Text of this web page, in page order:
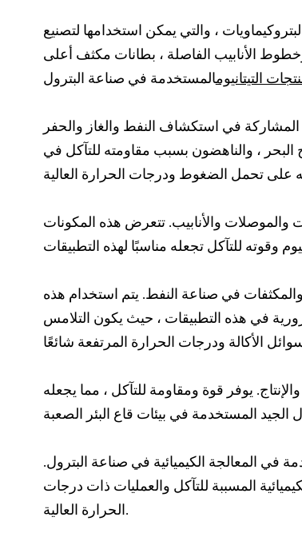
، والتي يمكن استخدامها لتصنيع
الأنابيب الفاصلة ، بطانات مكثف أعلى
التيتانيوم
في استكشاف النفط والغاز والحفر
البحر ، والناهضون بسبب مقاومته للتآكل في
والأنابيب. تتعرض هذه المكونات
والمكثفات في صناعة النفط. يتم استخدام هذه
في هذه التطبيقات ، حيث يكون التلامس
يوفر قوة ومقاومة للتآكل ، مما يجعله
في المعالجة الكيميائية في صناعة البترول.
المسببة للتآكل والعمليات ذات درجات
الحرارة العالية.